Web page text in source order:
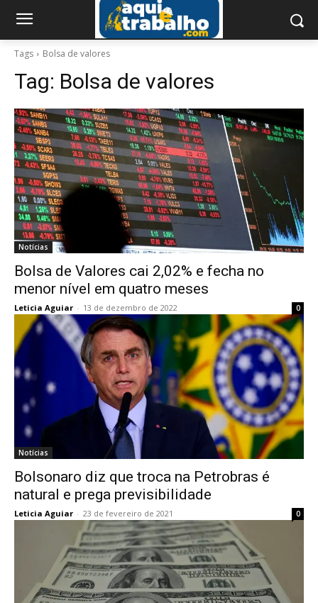
Tags Bolsa de valores
Tag: Bolsa de valores
Notícias
Bolsa de Valores cai 2,02% e fecha no
menor nível em quatro meses
Leticia Aguiar - 13 de dezembro de 2022 0
Notícias
Bolsonaro diz que troca na Petrobras é
natural e prega previsibilidade
Leticia Aguiar - 23 de fevereiro de 2021 0